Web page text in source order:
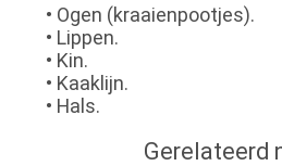
EEN
OFFERTE
SHOPPING
• Ogen (kraaienpootjes).
• Lippen.
• Kin.
• Kaaklijn.
• Hals.
Gerelateerd